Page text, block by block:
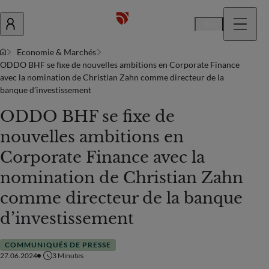
Economie & Marchés
ODDO BHF se fixe de nouvelles ambitions en Corporate Finance
avec la nomination de Christian Zahn comme directeur de la
banque d’investissement
ODDO BHF se fixe de
nouvelles ambitions en
Corporate Finance avec la
nomination de Christian Zahn
comme directeur de la banque
d’investissement
COMMUNIQUÉS DE PRESSE
27.06.2024
3 Minutes